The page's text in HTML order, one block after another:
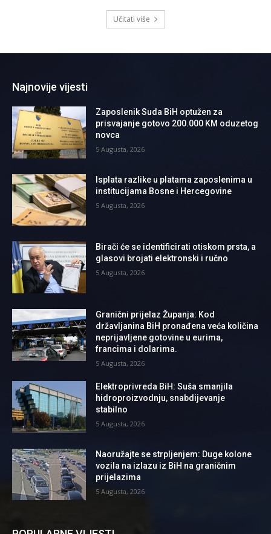
Učitati više
Najnovije vijesti
Zaposlenik Suda BiH optužen za
prisvajanje gotovo 200.000 KM oduzetog
novca
5 Augusta, 2026
Isplata razlike u platama zaposlenima u
institucijama Bosne i Hercegovine
5 Augusta, 2026
Birači će se identificirati otiskom prsta, a
glasovi brojati elektronski i ručno
5 Augusta, 2026
Granični prijelaz Županja: Kod
državljanina BiH pronađena veća količina
neprijavljene gotovine u eurima,
francima i dolarima.
5 Augusta, 2026
Elektroprivreda BiH: Suša smanjila
hidroproizvodnju, snabdijevanje
stabilno
5 Augusta, 2026
Naoružajte se strpljenjem: Duge kolone
vozila na izlazu iz BiH na graničnim
prijelazima
5 Augusta, 2026